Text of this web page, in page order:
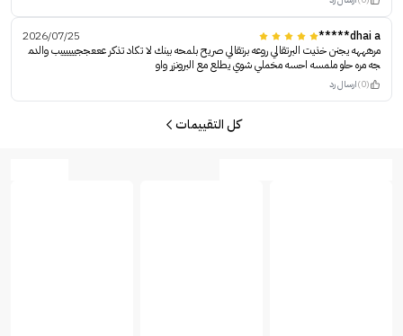
dhai a*****
2026/07/25
مرهههه يجنن خذيت البرتقالي روعه برتقالي صريح بلمحه بينك لا تكاد تذكر عععججييييييب والدم
جه مره حلو ملمسه احسه مخملي شوي يطلع مع البرونزر واو
(0) ارسال رد
كل التقييمات